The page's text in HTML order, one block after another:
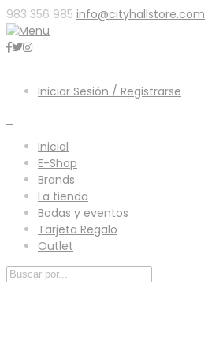
983 356 985 info@cityhallstore.com
Iniciar Sesión / Registrarse
Inicial
E-Shop
Brands
La tienda
Bodas y eventos
Tarjeta Regalo
Outlet